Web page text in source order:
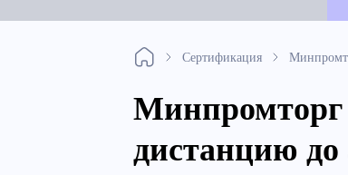
Сертификация
Минпромторг
дистанцию